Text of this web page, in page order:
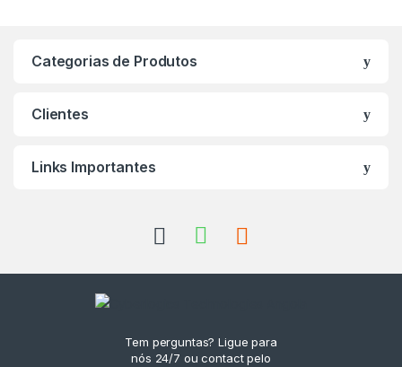
Categorias de Produtos
Clientes
Links Importantes
Tem perguntas? Ligue para
nós 24/7 ou contact pelo